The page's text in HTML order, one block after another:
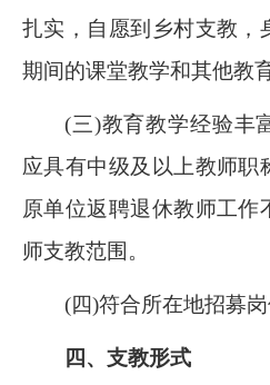
扎实，自愿到乡村支教，
期间的课堂教学和其他教
(三)教育教学经验丰
应具有中级及以上教师职
原单位返聘退休教师工作
师支教范围。
(四)符合所在地招募
四、支教形式